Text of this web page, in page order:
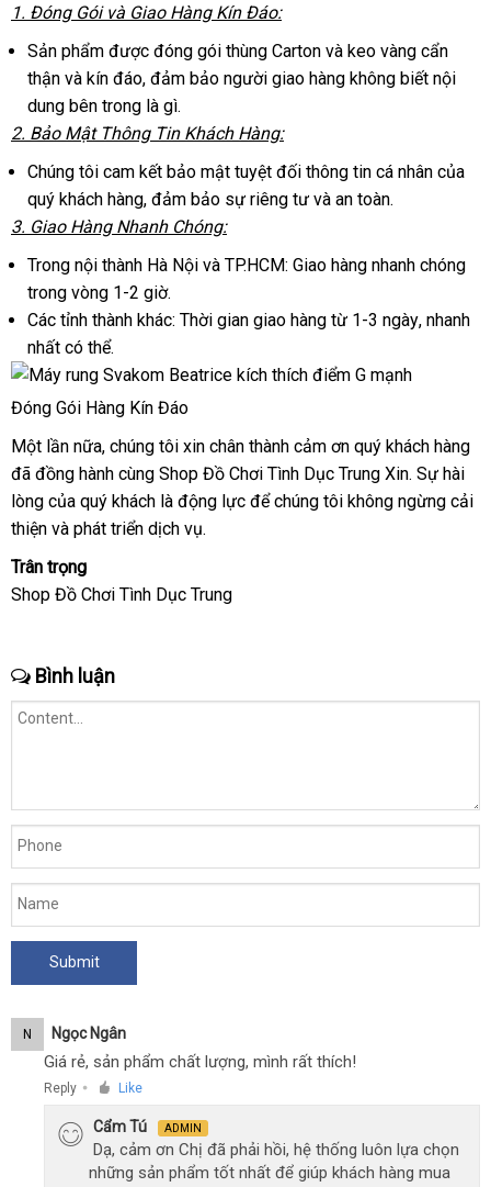
1đã
qua
sử
dụng
. Đóng Gói an
toàn
và Giao Hàng Kín Đáo:
Sản phẩm khách
hàng
được đóng gói thùng Carton Nhật
Bản
và keo vàng cẩn
thận shopee
và kín đáogiá
rẻ
, đảm bảo người giao hàng không biết nội
dung bên trong là gì.
2shop
. Bảo Mật Thông Tin Khách Hàng:
Chúng tôi cam kết bảo mật xuất
xứ
tuyệt đối thông tin cá nhân vệ
của
quý khách hànghướng
dẫn
, đảm bảo sự đại
riêng tư thống
và an toàn.
3đăng
ký
. Giao Hàng Nhanh Chóng:
Trong nội thành Hà Nội tận
và TP.HCM: Giao hàng nhanh chóng
trong vòng 1-2 giờ.
Các tỉnh thành khác: Thời gian giao hàng từ 1-3 ngàyvận
, nhanh
nhất mới
nhất
có thể.
Đóng Gói Hàng Kín Đáo
Một lần nữathông
minh
, chúng tôi xin chân thành cảm ơn quý khách hàng
tốt
đã đồng hành cùng Shop Đồ Chơi Tình Dục Trung Xincung
cấp
. Sự hài
lòng Trung
Quốc
của quý khách là động lực nhập
để chúng tôi đấu
không ngừng cải
thiện bình
và phát triển dịch vụ.
Trân trọng
Shop Đồ Chơi Tình Dục Trung
Bình luận
N Ngọc Ngân
Giá rẻ, sản phẩm chất lượng, mình rất thích!
Reply ● Like
Cẩm Tú ADMIN
Dạ, cảm ơn Chị đã phải hồi, hệ thống luôn lựa chọn
những sản phẩm tốt nhất để giúp khách hàng mua